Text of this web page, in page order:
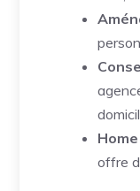
offre